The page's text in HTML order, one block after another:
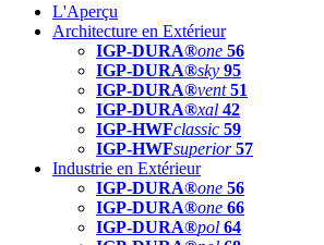
L'Aperçu
Architecture en Extérieur
IGP-DURA®one 56
IGP-DURA®sky 95
IGP-DURA®vent 51
IGP-DURA®xal 42
IGP-HWFclassic 59
IGP-HWFsuperior 57
Industrie en Extérieur
IGP-DURA®one 56
IGP-DURA®one 66
IGP-DURA®pol 64